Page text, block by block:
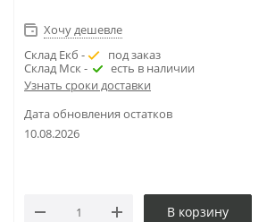
Хочу дешевле
Склад Екб -
под заказ
Склад Мск -
есть в наличии
Узнать сроки доставки
Дата обновления остатков
10.08.2026
В корзину